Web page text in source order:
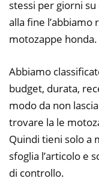
stessi per giorni
alla fine
motozappe honda.
Abbiamo
budget, durata,
modo da non
trovare la le
Quindi tieni solo a
sfoglia l’articolo e
di controllo.